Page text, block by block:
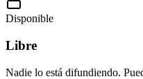
Disponible
Libre
Nadie lo está difundiendo.